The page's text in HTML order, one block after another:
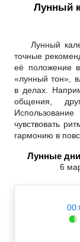
Лунный
Лунный
точные
её положение
«лунный тон»,
в делах.
общения,
чувствовать
гармонию в
Лунные
6
🌒